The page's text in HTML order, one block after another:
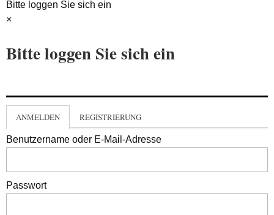
Bitte loggen Sie sich ein
×
Bitte loggen Sie sich ein
ANMELDEN REGISTRIERUNG
Benutzername oder E-Mail-Adresse
Passwort